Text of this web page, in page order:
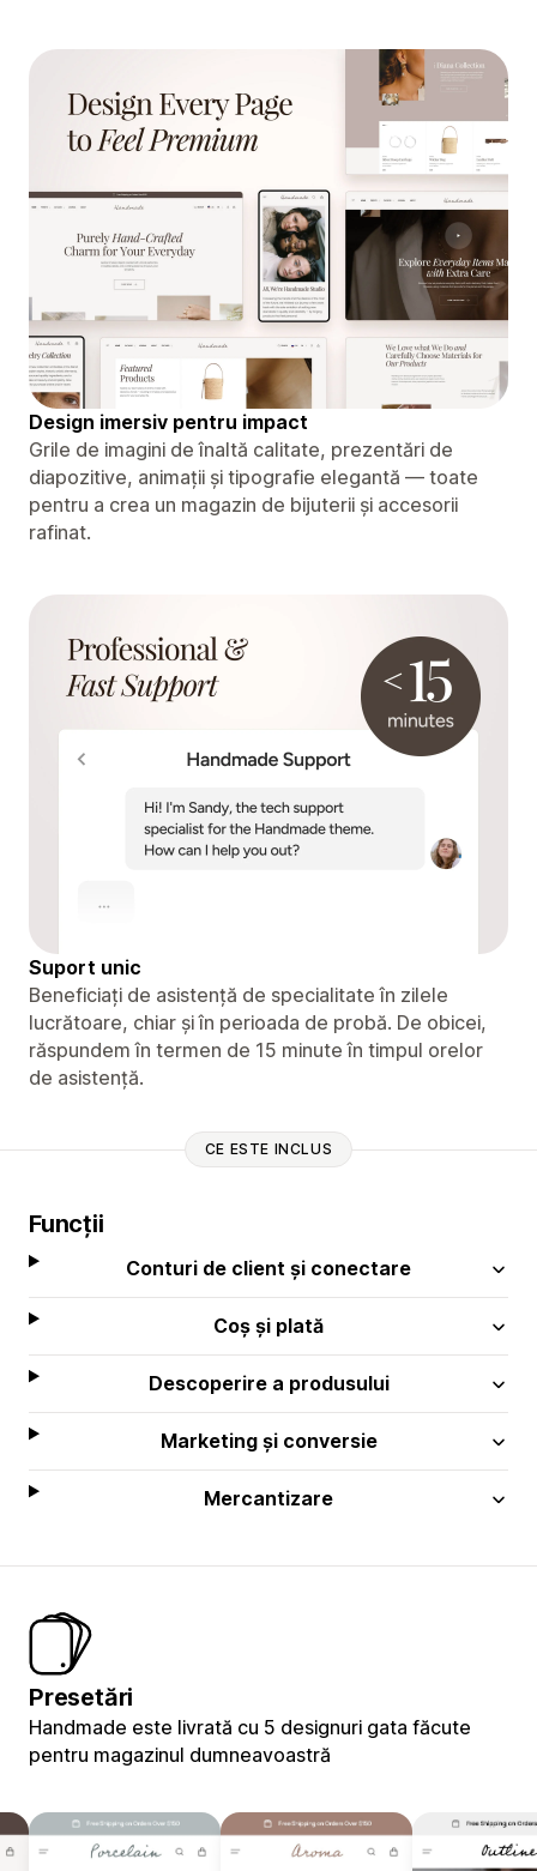
Design imersiv pentru impact
Grile de imagini de înaltă calitate, prezentări de
diapozitive, animații și tipografie elegantă — toate
pentru a crea un magazin de bijuterii și accesorii
rafinat.
Suport unic
Beneficiați de asistență de specialitate în zilele
lucrătoare, chiar și în perioada de probă. De obicei,
răspundem în termen de 15 minute în timpul orelor
de asistență.
CE ESTE INCLUS
Funcții
Conturi de client și conectare
Coș și plată
Descoperire a produsului
Marketing și conversie
Mercantizare
Presetări
Handmade este livrată cu 5 designuri gata făcute
pentru magazinul dumneavoastră